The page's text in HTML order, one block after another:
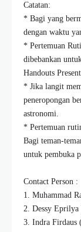
Catatan:
* Bagi yang
dengan waktu
* Pertemuan
dibebankan
Handouts
* Jika langit
peneropongan
astronomi.
* Pertemuan
Bagi teman-
untuk pembuka
Contact Person :
1. Muhammad
2. Dessy Eprilya
3. Indra Firdaus